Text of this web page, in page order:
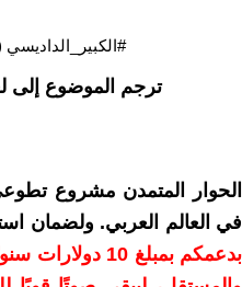
ترجم الموضوع إلى
الحوار المتمدن مشروع
في العالم العربي. ولضمان
بدعمكم بمبلغ